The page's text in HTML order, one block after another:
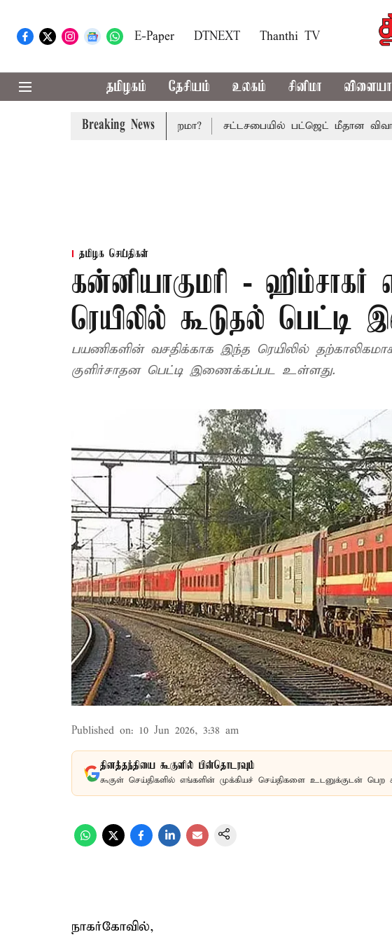
E-Paper DTNEXT Thanthi TV
தமிழகம் தேசியம் உலகம் சினிமா
Breaking News
மாற்றமா?, தடுமாற்றமா? சட்டசபையில் பட்ஜெட் மீதான விவாதம்
தமிழக செய்திகள்
கன்னியாகுமரி - ஹிம்சாகர்
ரெயிலில் கூடுதல் பெட்டி
பயணிகளின் வசதிக்காக இந்த ரெயிலில்
குளிர்சாதன பெட்டி இணைக்கப்பட உள்ளது.
Published on: 10 Jun 2026, 3:38 am
தினத்தந்தியை கூகுளில் பின்தொடரவும்
கூகுள் செய்திகளில் எங்களின் முக்கியச் செய்திகளை உடனுக்குடன் பெற
நாகர்கோவில்,